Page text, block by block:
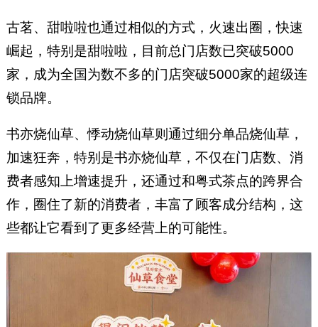
古茗、甜啦啦也通过相似的方式，火速出圈，快速
崛起，特别是甜啦啦，目前总门店数已突破5000
家，成为全国为数不多的门店突破5000家的超级连
锁品牌。
书亦烧仙草、悸动烧仙草则通过细分单品烧仙草，
加速狂奔，特别是书亦烧仙草，不仅在门店数、消
费者感知上增速提升，还通过和粤式茶点的跨界合
作，圈住了新的消费者，丰富了顾客成分结构，这
些都让它看到了更多经营上的可能性。